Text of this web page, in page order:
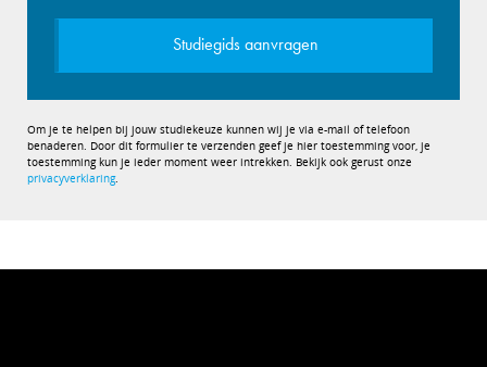
Studiegids aanvragen
Om je te helpen bij jouw studiekeuze kunnen wij je via e-mail of telefoon
benaderen. Door dit formulier te verzenden geef je hier toestemming voor, je
toestemming kun je ieder moment weer intrekken. Bekijk ook gerust onze
privacyverklaring.